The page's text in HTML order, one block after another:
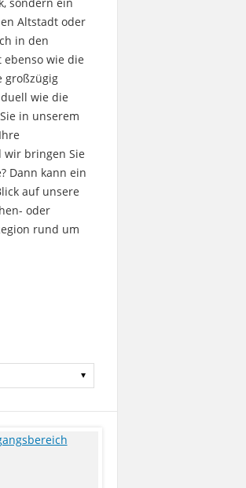
Altstadt oder
in den
wie die
großzügig
wie die
in unserem
wir bringen Sie
Dann kann ein
auf unsere
oder
rund um